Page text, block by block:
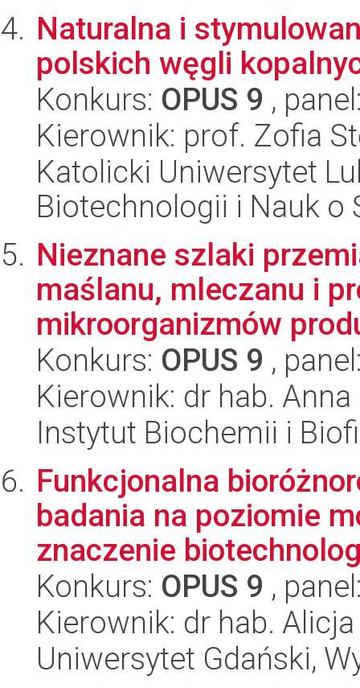
Naturalna i
polskich węgli
Konkurs: OPUS 9 ,
Kierownik: prof. Zofia
Katolicki Uniwersytet
Biotechnologii i Nauk o
Nieznane szlaki
maślanu, mleczanu i
mikroorganizmów
Konkurs: OPUS 9 ,
Kierownik: dr hab. Anna
Instytut Biochemii i
Funkcjonalna
badania na poziomie
znaczenie
Konkurs: OPUS 9 ,
Kierownik: dr hab.
Uniwersytet Gdański,